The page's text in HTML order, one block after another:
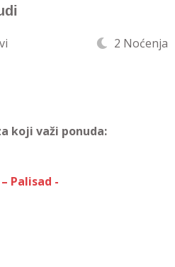
2 Noćenja
koji važi ponuda:
Palisad -